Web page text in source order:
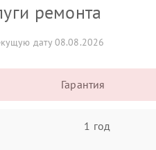
ремонта
дату 08.08.2026
Гарантия
1 год